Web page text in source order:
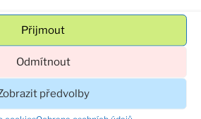
Přijmout
Odmítnout
předvolby
ovlivňuje vlhkost, proto se
zásob paliva nezatékala voda. Nad
musí být volný prostor, aby bylo